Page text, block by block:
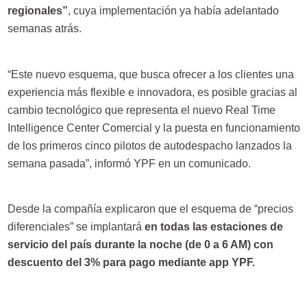
regionales”, cuya implementación ya había adelantado
semanas atrás.
“Este nuevo esquema, que busca ofrecer a los clientes una
experiencia más flexible e innovadora, es posible gracias al
cambio tecnológico que representa el nuevo Real Time
Intelligence Center Comercial y la puesta en funcionamiento
de los primeros cinco pilotos de autodespacho lanzados la
semana pasada”, informó YPF en un comunicado.
Desde la compañía explicaron que el esquema de “precios
diferenciales” se implantará en todas las estaciones de
servicio del país durante la noche (de 0 a 6 AM) con
descuento del 3% para pago mediante app YPF.